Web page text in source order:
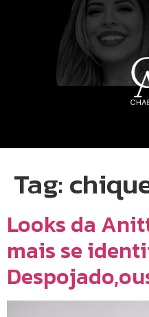
Tag:
Looks da
mais se